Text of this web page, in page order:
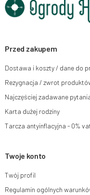
chwili rezygnacji z subskrypcji.
Przysługuje Ci prawo do
ich sprostowania, usunięcia,
momencie bez wpływu na
dokonano na podstawie
e-mail lub pisemnie na adres
Więcej informacji:
Przed zakupem
Dostawa i koszty / dane do
Rezygnacja / zwrot
Najczęściej zadawane
Karta dużej rodziny
Tarcza antyinflacyjna - 0%
Twoje konto
Twój profil
Regulamin ogólnych